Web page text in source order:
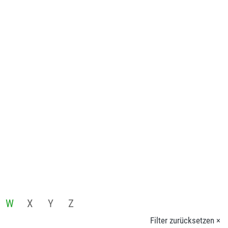
W X Y Z
Filter zurücksetzen ×